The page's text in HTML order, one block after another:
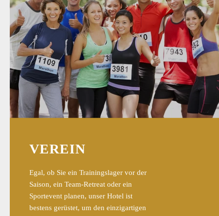
VEREIN
Egal, ob Sie ein Trainingslager vor der
Saison, ein Team-Retreat oder ein
Sportevent planen, unser Hotel ist
bestens gerüstet, um den einzigartigen